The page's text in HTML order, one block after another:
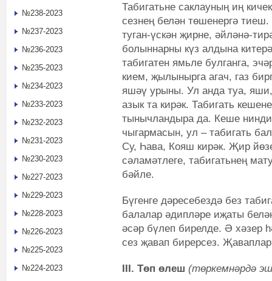
Табигатьне саклауның иң
сезнең белән төшенергә
туган-үскән җирне, әйләнә-
болыннарны күз алдына
табигатен ямьле булганга,
кием, җылынырга агач, газ
яшәү урыны. Ул анда туа,
азык та кирәк. Табигать
тынычландыра да. Кеше
чыгармасын, ул – табигать
Су, Һава, Кояш кирәк. Җир
сәламәтлеге, табигатьнең
бәйле.
Бүгенге дәресебездә без
балалар әдипләре иҗаты
әсәр бүлеп бирелде. Ә хәзер
сез җавап бирерсез.
III. Төп өлеш (төркемнәрдә
№238-2023
№237-2023
№236-2023
№235-2023
№234-2023
№233-2023
№232-2023
№231-2023
№230-2023
№227-2023
№229-2023
№228-2023
№226-2023
№225-2023
№224-2023